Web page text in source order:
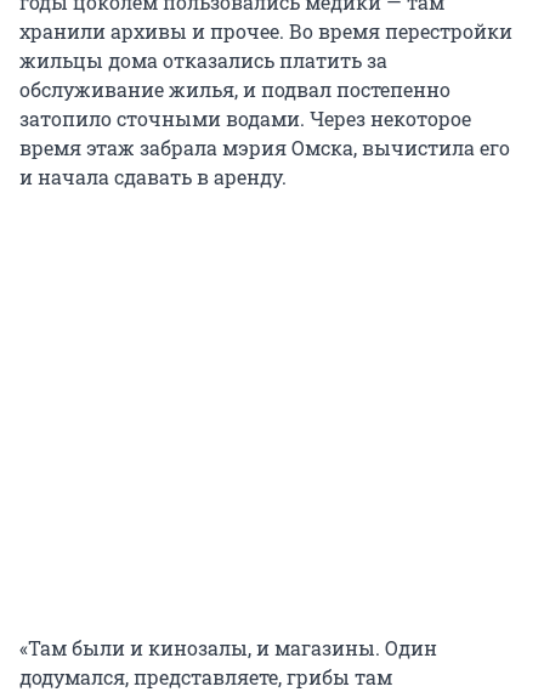
хранили архивы и прочее. Во время перестройки
жильцы дома отказались платить за
обслуживание жилья, и подвал постепенно
затопило сточными водами. Через некоторое
время этаж забрала мэрия Омска, вычистила его
и начала сдавать в аренду.
«Там были и кинозалы, и магазины. Один
додумался, представляете, грибы там